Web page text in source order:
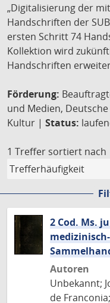
„Digitalisierung der
Handschriften der
ersten Schritt 74
Kollektion wird
Handschriften
Förderung:
und Medien,
Kultur | Status:
1 Treffer sortiert nach
2 Cod. Ms.
Autoren
Unbekannt;
de